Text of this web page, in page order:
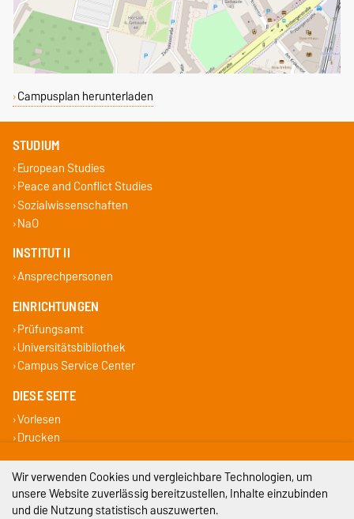
Campusplan herunterladen
STUDIUM
European Studies
Peace and Conflict Studies
Sozialwissenschaften
NaO
INSTITUT II
Ansprechpersonen
EINRICHTUNGEN
Prüfungsamt
Universitätsbibliothek
Campus Service Center
DIESE SEITE
Vorlesen
Drucken
Impressum
Datenschutz
Wir verwenden Cookies und vergleichbare Technologien, um
unsere Website zuverlässig bereitzustellen, Inhalte einzubinden
und die Nutzung statistisch auszuwerten.